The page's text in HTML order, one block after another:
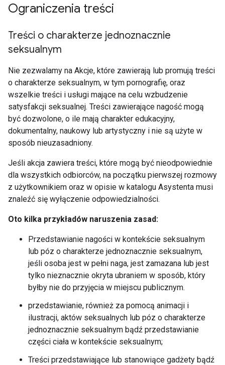
Ograniczenia treści
Treści o charakterze jednoznacznie
seksualnym
Nie zezwalamy na Akcje, które zawierają lub promują treści
o charakterze seksualnym, w tym pornografię, oraz
wszelkie treści i usługi mające na celu wzbudzenie
satysfakcji seksualnej. Treści zawierające nagość mogą
być dozwolone, o ile mają charakter edukacyjny,
dokumentalny, naukowy lub artystyczny i nie są użyte w
sposób nieuzasadniony.
Jeśli akcja zawiera treści, które mogą być nieodpowiednie
dla wszystkich odbiorców, na początku pierwszej rozmowy
z użytkownikiem oraz w opisie w katalogu Asystenta musi
znaleźć się wyłączenie odpowiedzialności.
Oto kilka przykładów naruszenia zasad:
Przedstawianie nagości w kontekście seksualnym
lub póz o charakterze jednoznacznie seksualnym,
jeśli osoba jest w pełni naga, jest zamazana lub jest
tylko nieznacznie okryta ubraniem w sposób, który
byłby nie do przyjęcia w miejscu publicznym.
przedstawianie, również za pomocą animacji i
ilustracji, aktów seksualnych lub póz o charakterze
jednoznacznie seksualnym bądź przedstawianie
części ciała w kontekście seksualnym;
Treści przedstawiające lub stanowiące gadżety bądź